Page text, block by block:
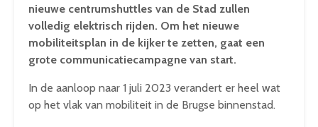
nieuwe centrumshuttles van de Stad zullen
volledig elektrisch rijden. Om het nieuwe
mobiliteitsplan in de kijker te zetten, gaat een
grote communicatiecampagne van start.
In de aanloop naar 1 juli 2023 verandert er heel wat
op het vlak van mobiliteit in de Brugse binnenstad.